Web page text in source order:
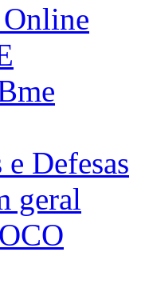
Defesas
geral